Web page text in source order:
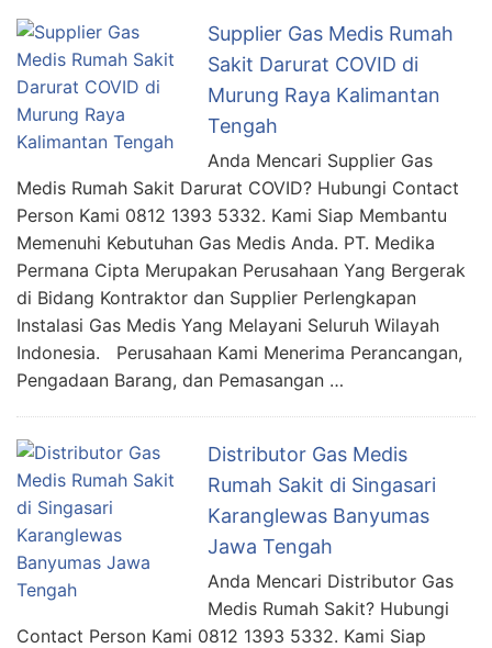
Supplier Gas Medis Rumah
Sakit Darurat COVID di
Murung Raya Kalimantan
Tengah
Anda Mencari Supplier Gas
Medis Rumah Sakit Darurat COVID? Hubungi Contact
Person Kami 0812 1393 5332. Kami Siap Membantu
Memenuhi Kebutuhan Gas Medis Anda. PT. Medika
Permana Cipta Merupakan Perusahaan Yang Bergerak
di Bidang Kontraktor dan Supplier Perlengkapan
Instalasi Gas Medis Yang Melayani Seluruh Wilayah
Indonesia. Perusahaan Kami Menerima Perancangan,
Pengadaan Barang, dan Pemasangan …
Distributor Gas Medis
Rumah Sakit di Singasari
Karanglewas Banyumas
Jawa Tengah
Anda Mencari Distributor Gas
Medis Rumah Sakit? Hubungi
Contact Person Kami 0812 1393 5332. Kami Siap